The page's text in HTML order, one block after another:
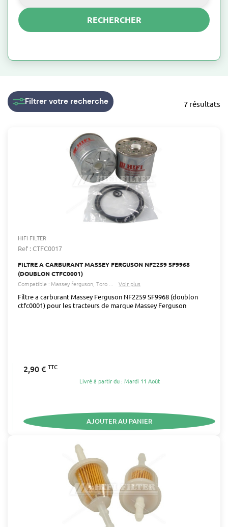
RECHERCHER
7 résultats
Filtrer votre recherche
HIFI FILTER
Ref : CTFC0017
FILTRE A CARBURANT MASSEY FERGUSON NF2259 SF9968
(DOUBLON CTFC0001)
Compatible : Massey ferguson Toro Voir plus
Filtre a carburant Massey Ferguson NF2259 SF9968 (doublon
ctfc0001) pour les tracteurs de marque Massey Ferguson
2,90 € TTC
Livré à partir du : Mardi 11 Août
AJOUTER AU PANIER